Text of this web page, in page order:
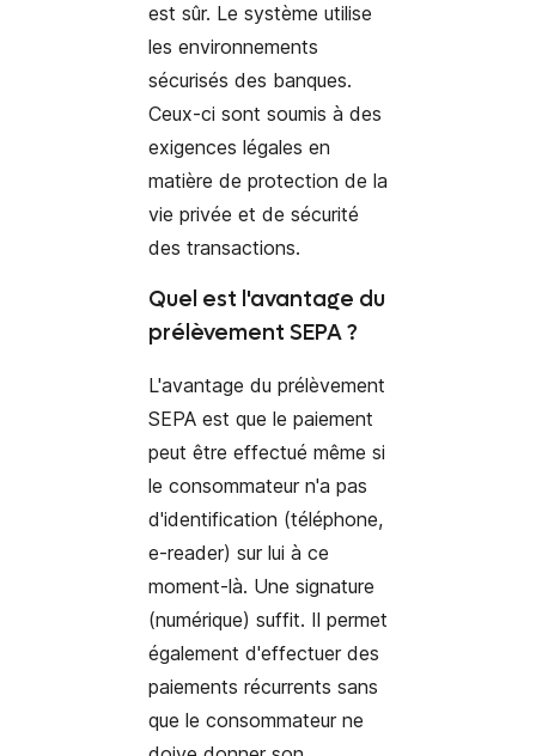
est sûr. Le système utilise
les environnements
sécurisés des banques.
Ceux-ci sont soumis à des
exigences légales en
matière de protection de la
vie privée et de sécurité
des transactions.
Quel est l'avantage du
prélèvement SEPA ?
L'avantage du prélèvement
SEPA est que le paiement
peut être effectué même si
le consommateur n'a pas
d'identification (téléphone,
e-reader) sur lui à ce
moment-là. Une signature
(numérique) suffit. Il permet
également d'effectuer des
paiements récurrents sans
que le consommateur ne